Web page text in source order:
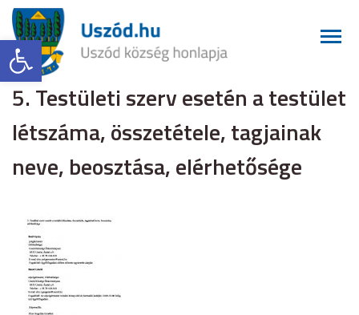
Eszköztár megnyitása
5. Testületi szerv esetén a testület
létszáma, összetétele, tagjainak
neve, beosztása, elérhetősége